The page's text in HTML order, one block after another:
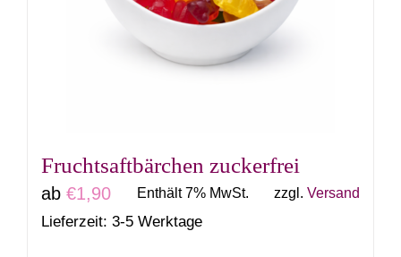
Optionen
können
auf
werden
Fruchtsaftbärchen zuckerfrei
ab €1,90 Enthält 7% MwSt. zzgl. Versand
Lieferzeit: 3-5 Werktage